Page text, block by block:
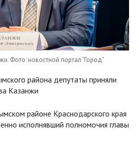
Фото: новостной портал "Город"
района депутаты приняли
Казанжи
районе Краснодарского края
исполнявший полномочия главы